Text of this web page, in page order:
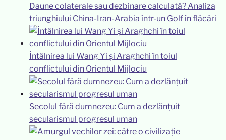
Daune colaterale sau dezbinare calculată? Analiza
triunghiului China-Iran-Arabia într-un Golf în flăcări
Întâlnirea lui Wang Yi și Araghchi în toiul
conflictului din Orientul Mijlociu
Secolul fără dumnezeu: Cum a dezlănțuit
secularismul progresul uman